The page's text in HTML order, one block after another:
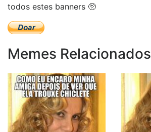
todos estes banners 🥺
Memes Relacionados